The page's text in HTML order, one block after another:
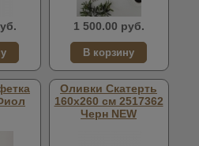
1 500.00 руб.
Оливки Скатерть
160х260 см 2517362
Черн NEW